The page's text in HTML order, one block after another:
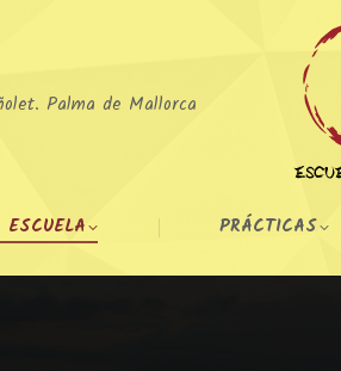
Palma de Mallorca
ESCUELA PRÁCTICAS